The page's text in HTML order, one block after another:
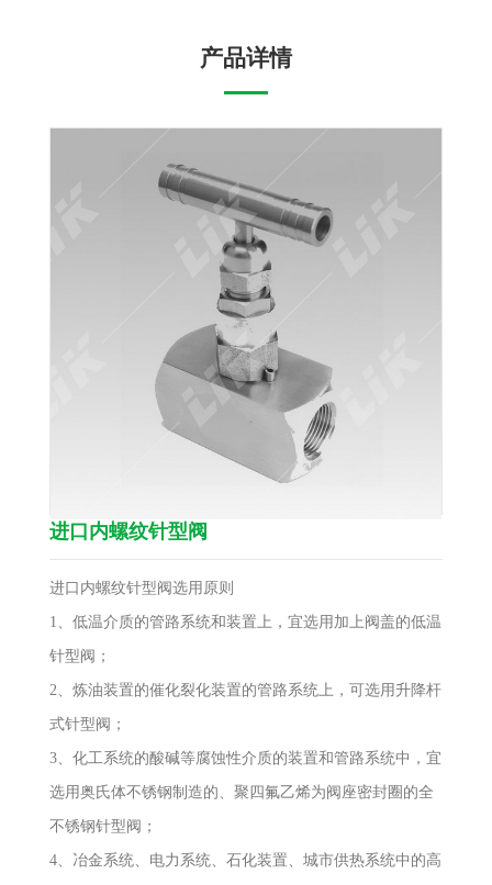
产品详情
进口内螺纹针型阀
进口内螺纹针型阀选用原则
1、低温介质的管路系统和装置上，宜选用加上阀盖的低温
针型阀；
2、炼油装置的催化裂化装置的管路系统上，可选用升降杆
式针型阀；
3、化工系统的酸碱等腐蚀性介质的装置和管路系统中，宜
选用奥氏体不锈钢制造的、聚四氟乙烯为阀座密封圈的全
不锈钢针型阀；
4、冶金系统、电力系统、石化装置、城市供热系统中的高